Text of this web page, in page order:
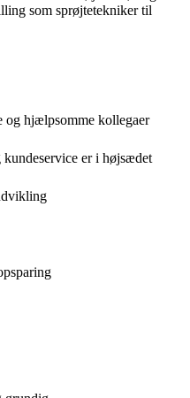
som sprøjtetekniker til
hjælpsomme kollegaer
er i højsædet